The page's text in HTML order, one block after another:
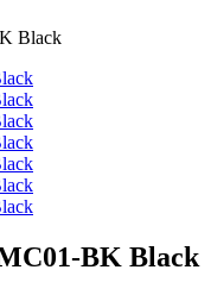
Black
BK Black